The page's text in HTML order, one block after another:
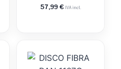
57,99€ IVA incl.